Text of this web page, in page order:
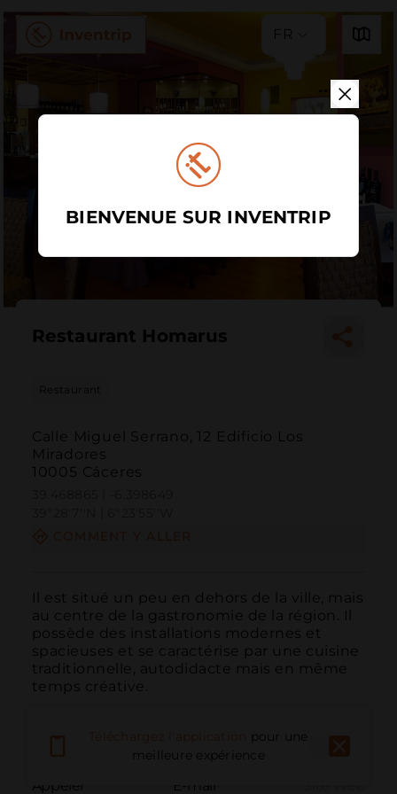
FR
Restaurant Homarus
Restaurant
Calle Miguel Serrano, 12 Edificio Los
Miradores
10005 Cáceres
Il est situé un peu en dehors de la ville, mais
au centre de la gastronomie de la région. Il
possède des installations modernes et
spacieuses et se caractérise par une cuisine
traditionnelle, autodidacte mais en même
temps créative.
Appeler E-mail
pour une
meilleure expérience
BIENVENUE SUR INVENTRIP